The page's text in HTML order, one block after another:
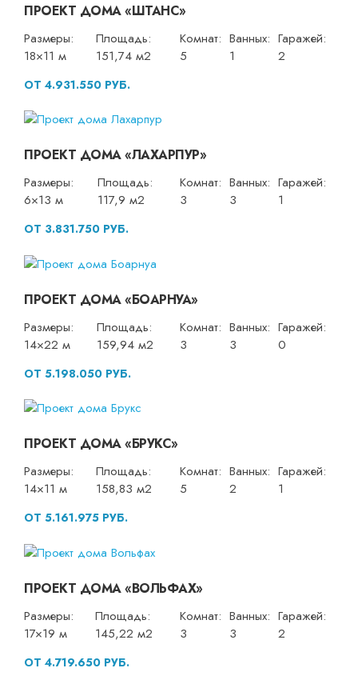
ПРОЕКТ ДОМА «ШТАНС»
Размеры:
18×11 м
Площадь:
151,74 м2
Комнат:
5
Ванных:
1
Гаражей:
2
ОТ 4.931.550 РУБ.
ПРОЕКТ ДОМА «ЛАХАРПУР»
Размеры:
6×13 м
Площадь:
117,9 м2
Комнат:
3
Ванных:
3
Гаражей:
1
ОТ 3.831.750 РУБ.
ПРОЕКТ ДОМА «БОАРНУА»
Размеры:
14×22 м
Площадь:
159,94 м2
Комнат:
3
Ванных:
3
Гаражей:
0
ОТ 5.198.050 РУБ.
ПРОЕКТ ДОМА «БРУКС»
Размеры:
14×11 м
Площадь:
158,83 м2
Комнат:
5
Ванных:
2
Гаражей:
1
ОТ 5.161.975 РУБ.
ПРОЕКТ ДОМА «ВОЛЬФАХ»
Размеры:
17×19 м
Площадь:
145,22 м2
Комнат:
3
Ванных:
3
Гаражей:
2
ОТ 4.719.650 РУБ.